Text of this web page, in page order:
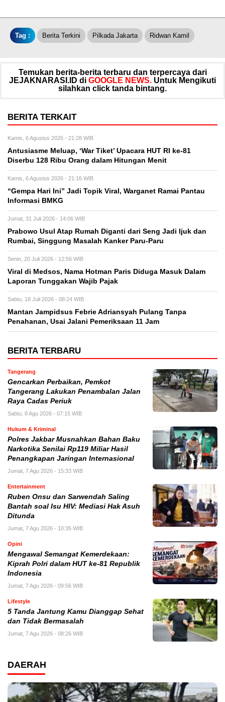
Tag : Berita Terkini Pilkada Jakarta Ridwan Kamil
Temukan berita-berita terbaru dan terpercaya dari
JEJAKNARASI.ID di GOOGLE NEWS. Untuk Mengikuti
silahkan click tanda bintang.
BERITA TERKAIT
Kamis, 6 Agustus 2026 - 21:28 WIB
Antusiasme Meluap, ‘War Tiket’ Upacara HUT RI ke-81
Diserbu 128 Ribu Orang dalam Hitungan Menit
Kamis, 6 Agustus 2026 - 21:16 WIB
“Gempa Hari Ini” Jadi Topik Viral, Warganet Ramai Pantau
Informasi BMKG
Jumat, 31 Juli 2026 - 14:06 WIB
Prabowo Usul Atap Rumah Diganti dari Seng Jadi Ijuk dan
Rumbai, Singgung Masalah Kanker Paru-Paru
Senin, 20 Juli 2026 - 12:56 WIB
Viral di Medsos, Nama Hotman Paris Diduga Masuk Dalam
Laporan Tunggakan Wajib Pajak
Sabtu, 18 Juli 2026 - 08:24 WIB
Mantan Jampidsus Febrie Adriansyah Pulang Tanpa
Penahanan, Usai Jalani Pemeriksaan 11 Jam
BERITA TERBARU
Tangerang
Gencarkan Perbaikan, Pemkot
Tangerang Lakukan Penambalan Jalan
Raya Cadas Periuk
Sabtu, 8 Agu 2026 - 07:15 WIB
Hukum & Kriminal
Polres Jakbar Musnahkan Bahan Baku
Narkotika Senilai Rp119 Miliar Hasil
Penangkapan Jaringan Internasional
Jumat, 7 Agu 2026 - 15:33 WIB
Entertainment
Ruben Onsu dan Sarwendah Saling
Bantah soal Isu HIV: Mediasi Hak Asuh
Ditunda
Jumat, 7 Agu 2026 - 10:35 WIB
Opini
Mengawal Semangat Kemerdekaan:
Kiprah Polri dalam HUT ke-81 Republik
Indonesia
Jumat, 7 Agu 2026 - 09:56 WIB
Lifestyle
5 Tanda Jantung Kamu Dianggap Sehat
dan Tidak Bermasalah
Jumat, 7 Agu 2026 - 08:26 WIB
DAERAH